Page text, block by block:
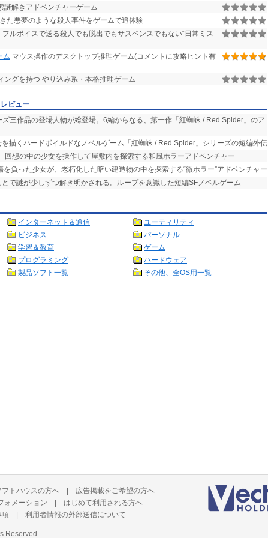
謎解きアドベンチャーゲーム
た悪夢のような殺人事件をゲームで追体験
フルボイスで送る殺人でも脱出でもサスペンスでもない“日常ミス
ム マウス操作のデスクトップ推理ゲーム(コメントに攻略ヒント有
ングを持つ やり込み系・本格推理ゲーム
ビュー
ズ三作品の登場人物が総登場。6編からなる、第一作「紅蜘蛛 / Red Spider」のア
描くハードボイルドなノベルゲーム「紅蜘蛛 / Red Spider」シリーズの短編外伝
回想の中の少女を操作して屋敷内を探索する和風ホラーアドベンチャー
を負った少女が、老朽化した暗い建造物の中を探索する“微ホラー”アドベンチャー
で謎が少しずつ解き明かされる。ループを意識した短編SFノベルゲーム
インターネット＆通信
ユーティリティ
ビジネス
パーソナル
学習＆教育
ゲーム
プログラミング
ハードウェア
製品ソフト一覧 その他、全OS用一覧
トハウスの方へ | 広告掲載をご希望の方へ
ォメーション | はじめて利用される方へ
項 | 利用者情報の外部送信について
Reserved.